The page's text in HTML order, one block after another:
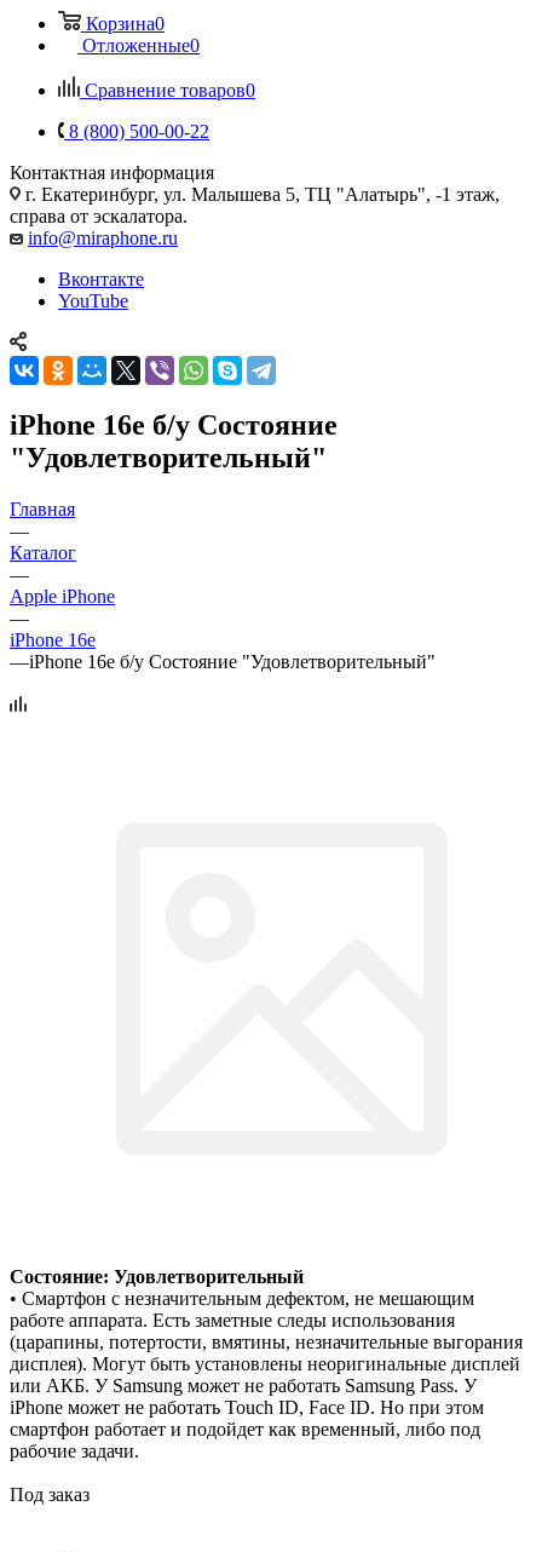
Корзина0
Отложенные0
Сравнение товаров0
8 (800) 500-00-22
Контактная информация
г. Екатеринбург, ул. Малышева 5, ТЦ "Алатырь", -1 этаж,
справа от эскалатора.
info@miraphone.ru
Вконтакте
YouTube
iPhone 16e б/у Состояние
"Удовлетворительный"
Главная
—
Каталог
—
Apple iPhone
—
iPhone 16e
—iPhone 16e б/у Состояние "Удовлетворительный"
Состояние: Удовлетворительный
• Смартфон с незначительным дефектом, не мешающим
работе аппарата. Есть заметные следы использования
(царапины, потертости, вмятины, незначительные выгорания
дисплея). Могут быть установлены неоригинальные дисплей
или АКБ. У Samsung может не работать Samsung Pass. У
iPhone может не работать Touch ID, Face ID. Но при этом
смартфон работает и подойдет как временный, либо под
рабочие задачи.
Под заказ